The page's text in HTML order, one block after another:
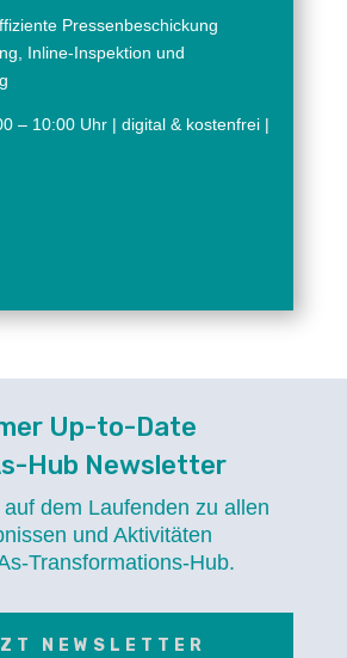
Pressenbeschickung
Inline-Inspektion und
– 10:00 Uhr | digital & kostenfrei |
Up-to-Date
Hub Newsletter
dem Laufenden zu allen
und Aktivitäten
Transformations-Hub.
NEWSLETTER